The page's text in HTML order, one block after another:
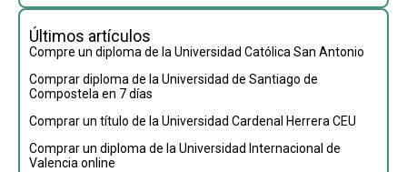
Últimos artículos
Compre un diploma de la Universidad Católica San Antonio
Comprar diploma de la Universidad de Santiago de
Compostela en 7 días
Comprar un título de la Universidad Cardenal Herrera CEU
Comprar un diploma de la Universidad Internacional de
Valencia online